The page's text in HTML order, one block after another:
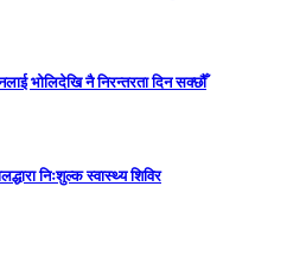
भोलिदेखि नै निरन्तरता दिन सक्छौँ
निःशुल्क स्वास्थ्य शिविर